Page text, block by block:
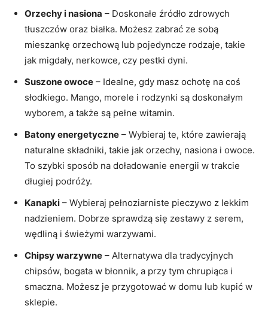
Orzechy i nasiona – Doskonałe ‍źródło zdrowych
tłuszczów oraz białka. Możesz⁣ zabrać ze sobą
mieszankę orzechową lub pojedyncze rodzaje, takie
jak migdały, nerkowce, czy ​pestki dyni.
Suszone ​owoce – Idealne, gdy masz ochotę na coś
słodkiego. Mango, morele i rodzynki są doskonałym
wyborem, a także ​są pełne witamin.
Batony energetyczne – Wybieraj te, które zawierają
naturalne składniki, takie⁤ jak⁢ orzechy, nasiona i owoce.
To szybki sposób na ​doładowanie energii w trakcie
długiej‍ podróży.
Kanapki – Wybieraj pełnoziarniste pieczywo z ​lekkim⁢
nadzieniem. Dobrze ‍sprawdzą się zestawy z serem,
wędliną ‍i świeżymi warzywami.
Chipsy warzywne – Alternatywa dla tradycyjnych
chipsów, bogata w⁣ błonnik, a przy tym chrupiąca i
smaczna.​ Możesz je przygotować w domu ​lub kupić w
sklepie.